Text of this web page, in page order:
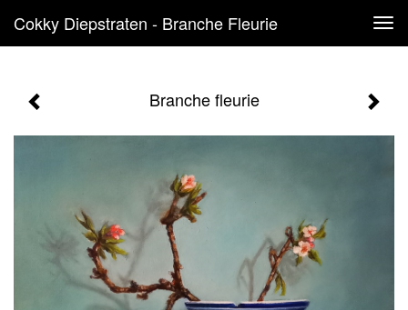
Cokky Diepstraten - Branche Fleurie
Branche fleurie